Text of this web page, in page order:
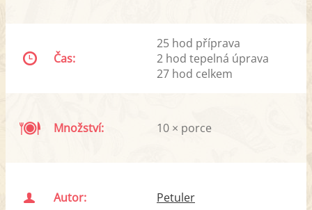
Čas:
25 hod příprava
2 hod tepelná úprava
27 hod celkem
Množství: 10 × porce
Autor: Petuler